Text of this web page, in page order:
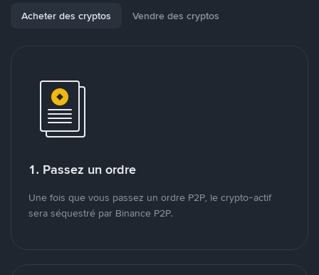
Acheter des cryptos Vendre des cryptos
1. Passez un ordre
Une fois que vous passez un ordre P2P, le crypto-actif
sera séquestré par Binance P2P.